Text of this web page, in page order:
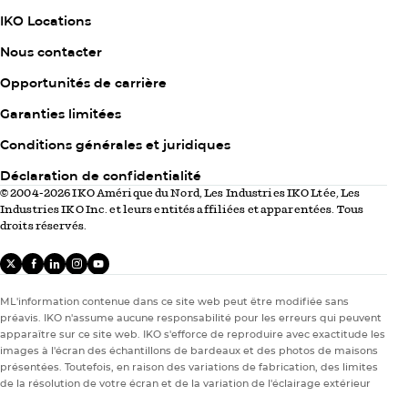
Column
IKO Locations
Nous contacter
Opportunités de carrière
Garanties limitées
Column
Conditions générales et juridiques
Déclaration de confidentialité
© 2004-2026 IKO Amérique du Nord, Les Industries IKO Ltée, Les
Industries IKO Inc. et leurs entités affiliées et apparentées. Tous
droits réservés.
X facebook
linkedIninstagram
youtube
ML'information contenue dans ce site web peut être modifiée sans
préavis. IKO n'assume aucune responsabilité pour les erreurs qui peuvent
apparaître sur ce site web. IKO s'efforce de reproduire avec exactitude les
images à l'écran des échantillons de bardeaux et des photos de maisons
présentées. Toutefois, en raison des variations de fabrication, des limites
de la résolution de votre écran et de la variation de l'éclairage extérieur